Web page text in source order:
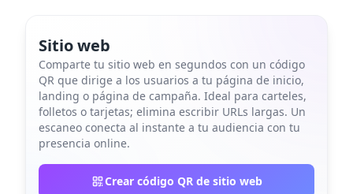
Sitio web
Comparte tu sitio web en segundos con un código
QR que dirige a los usuarios a tu página de inicio,
landing o página de campaña. Ideal para carteles,
folletos o tarjetas; elimina escribir URLs largas. Un
escaneo conecta al instante a tu audiencia con tu
presencia online.
Crear código QR de sitio web